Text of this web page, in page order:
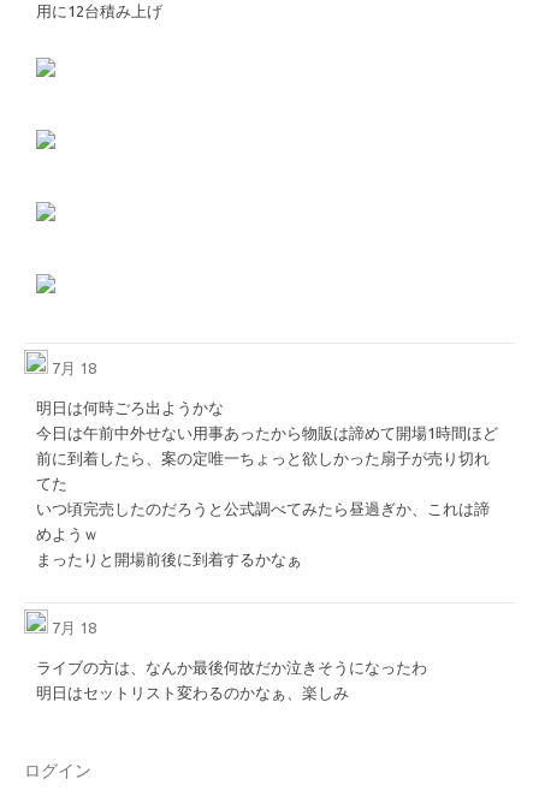
用に12台積み上げ
7月 18
明日は何時ごろ出ようかな
今日は午前中外せない用事あったから物販は諦めて開場1時間ほど
前に到着したら、案の定唯一ちょっと欲しかった扇子が売り切れ
てた
いつ頃完売したのだろうと公式調べてみたら昼過ぎか、これは諦
めようｗ
まったりと開場前後に到着するかなぁ
7月 18
ライブの方は、なんか最後何故だか泣きそうになったわ
明日はセットリスト変わるのかなぁ、楽しみ
ログイン